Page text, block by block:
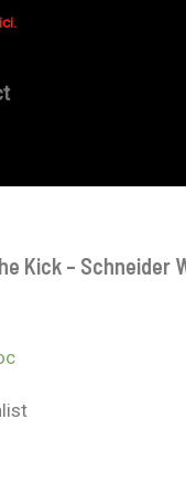
Kick ‎– Schneider